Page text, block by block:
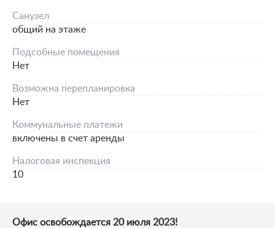
Санузел
общий на этаже
Подсобные помещения
Нет
Возможна перепланировка
Нет
Коммунальные платежи
включены в счет аренды
Налоговая инспекция
10
Офис освобождается 20 июля 2023!